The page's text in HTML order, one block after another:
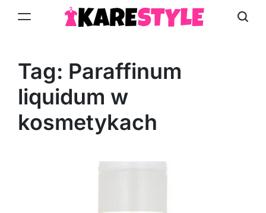
Tag: Paraffinum
liquidum w
kosmetykach